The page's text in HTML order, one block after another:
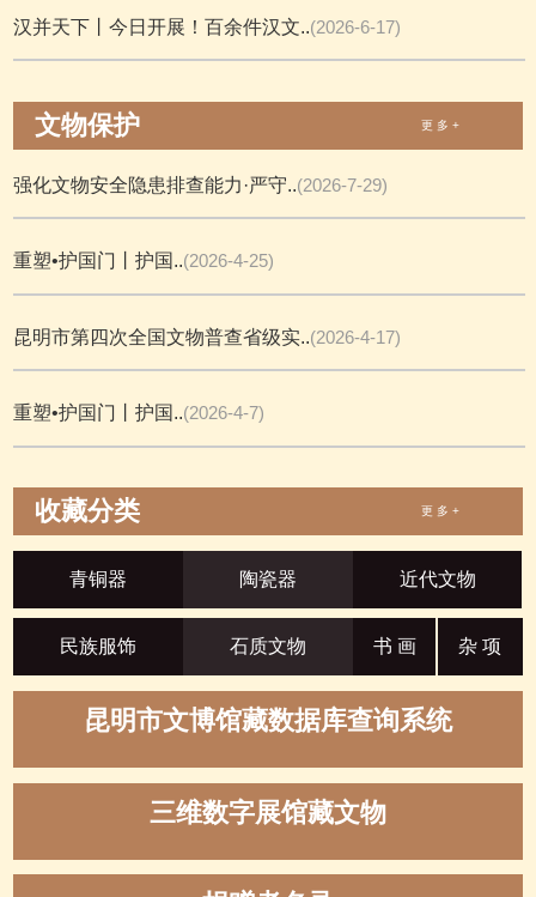
汉并天下丨今日开展！百余件汉文..(2026-6-17)
文物保护 更 多 +
强化文物安全隐患排查能力·严守..(2026-7-29)
重塑•护国门丨护国..(2026-4-25)
昆明市第四次全国文物普查省级实..(2026-4-17)
重塑•护国门丨护国..(2026-4-7)
收藏分类 更 多 +
青铜器 陶瓷器 近代文物
民族服饰 石质文物 书 画 杂 项
昆明市文博馆藏数据库查询系统
三维数字展馆藏文物